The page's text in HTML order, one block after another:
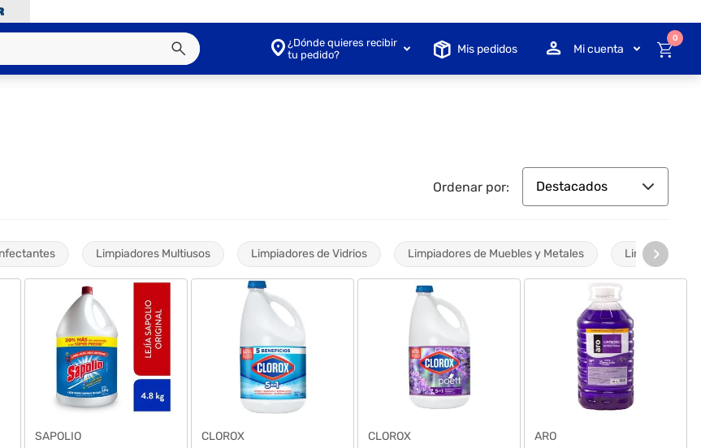
¿Dónde quieres recibir
tu pedido?
Mis pedidos Mi cuenta
0
Ordenar por: Destacados
Limpiadores Multiusos Limpiadores de Vidrios Limpiadores de Muebles y Metales Limpiadores
›
SAPOLIO
CLOROX
CLOROX
ARO